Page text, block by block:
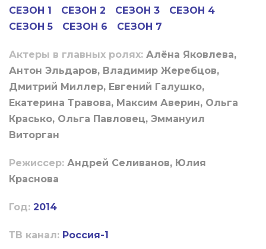
СЕЗОН 1 СЕЗОН 2 СЕЗОН 3
СЕЗОН 4
СЕЗОН 5
СЕЗОН 6 СЕЗОН 7
Актеры в главных ролях: Алёна Яковлева,
Антон Эльдаров, Владимир Жеребцов,
Дмитрий Миллер, Евгений Галушко,
Екатерина Травова, Максим Аверин, Ольга
Красько, Ольга Павловец, Эммануил
Виторган
Режиссер: Андрей Селиванов, Юлия
Краснова
Год: 2014
ТВ канал: Россия-1